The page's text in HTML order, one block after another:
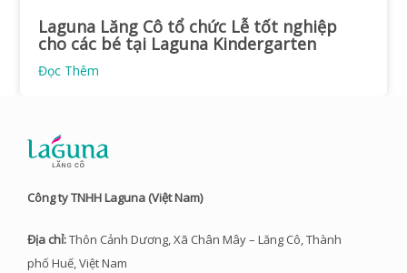
Laguna Lăng Cô tổ chức Lễ tốt nghiệp
cho các bé tại Laguna Kindergarten
Đọc Thêm
Công ty TNHH Laguna (Việt Nam)
Địa chỉ:Thôn Cảnh Dương, Xã Chân Mây – Lăng Cô, Thành
phố Huế, Việt Nam